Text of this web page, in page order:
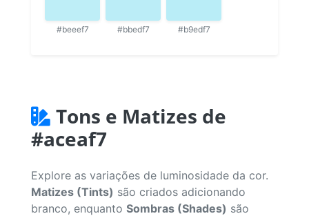
#beeef7 #bbedf7 #b9edf7
Tons e Matizes de
#aceaf7
Explore as variações de luminosidade da cor.
Matizes (Tints) são criados adicionando
branco, enquanto Sombras (Shades) são